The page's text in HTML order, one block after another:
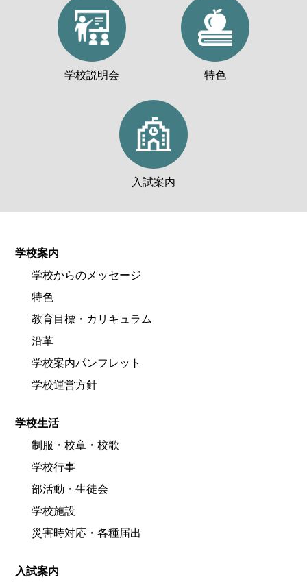
学校説明会 特色
入試案内
学校案内
学校からのメッセージ
特色
教育目標・カリキュラム
沿革
学校案内パンフレット
学校運営方針
学校生活
制服・校章・校歌
学校行事
部活動・生徒会
学校施設
災害時対応・各種届出
入試案内